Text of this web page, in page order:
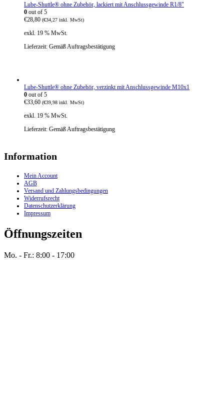
Lube-Shuttle® ohne Zubehör, lackiert mit Anschlussgewinde R1/8"
0 out of 5
€28,80 (€34,27 inkl. MwSt)
exkl. 19 % MwSt.
Lieferzeit: Gemäß Auftragsbestätigung
Lube-Shuttle® ohne Zubehör, verzinkt mit Anschlussgewinde M10x1
0 out of 5
€33,60 (€39,98 inkl. MwSt)
exkl. 19 % MwSt.
Lieferzeit: Gemäß Auftragsbestätigung
Information
Mein Account
AGB
Versand und Zahlungsbedingungen
Widerrufsrecht
Datenschutzerklärung
Impressum
Öffnungszeiten
Mo. - Fr.: 8:00 - 17:00